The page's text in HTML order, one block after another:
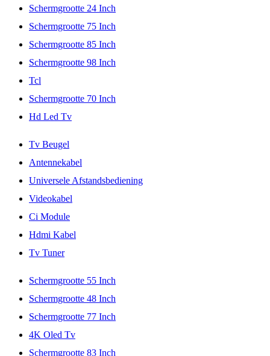
Schermgrootte 24 Inch
Schermgrootte 75 Inch
Schermgrootte 85 Inch
Schermgrootte 98 Inch
Tcl
Schermgrootte 70 Inch
Hd Led Tv
Tv Beugel
Antennekabel
Universele Afstandsbediening
Videokabel
Ci Module
Hdmi Kabel
Tv Tuner
Schermgrootte 55 Inch
Schermgrootte 48 Inch
Schermgrootte 77 Inch
4K Oled Tv
Schermgrootte 83 Inch